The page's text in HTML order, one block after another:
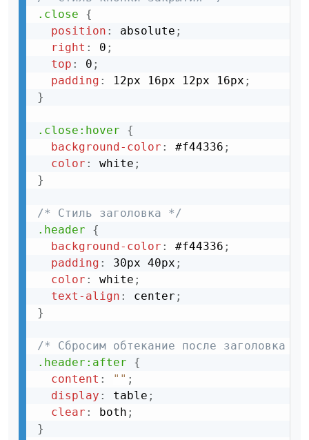
.close
{
position : absolute ;
right : 0 ;
top : 0 ;
padding : 12px 16px 12px 16px ;
}
.close:hover
{
background-color : #f44336 ;
color : white ;
}
/* Стиль заголовка */
.header
{
background-color : #f44336 ;
padding : 30px 40px ;
color : white ;
text-align : center ;
}
/* Сбросим обтекание после заголовка */
.header:after
{
content : "" ;
display : table ;
clear : both ;
}